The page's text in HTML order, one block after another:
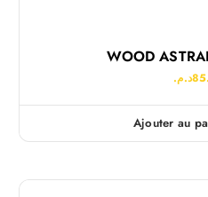
WOOD
د.م.
Ajouter au